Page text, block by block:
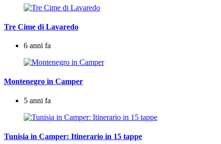
Tre Cime di Lavaredo
6 anni fa
Montenegro in Camper
5 anni fa
Tunisia in Camper: Itinerario in 15 tappe